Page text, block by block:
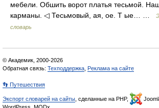
мебели. Обшить ворот платья тесьмой.
карманы. ◁ Тесьмовый, ая, ое. Т ые… …
словарь
© Академик, 2000-2026
Обратная связь: Техподдержка Реклама на сайте
👣 Путешествия
Экспорт словарей на сайты , сделанные на PHP,